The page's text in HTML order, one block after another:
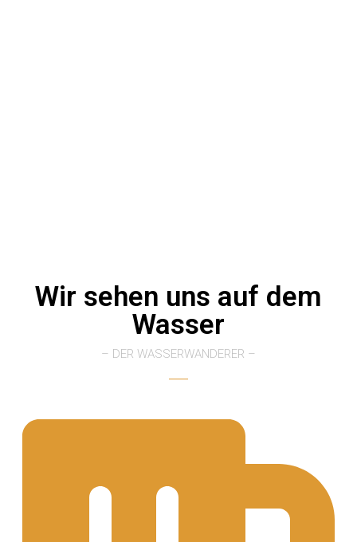
Wir sehen uns auf dem
Wasser
– DER WASSERWANDERER –